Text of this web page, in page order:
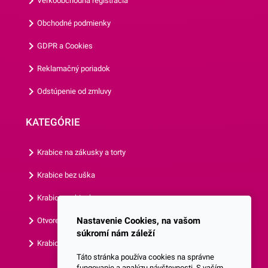
má priemer 22,7 cm a jedno
balenie obsahuje 8 kusov
prezrieť si aj ostatné párty
doplnky z našej ponuky.
Obchodné podmienky
GDPR a Cookies
Reklamačný poriadok
Odstúpenie od zmluvy
KATEGÓRIE
Krabice na zákusky a torty
Krabice bez uška
Krabice s okienkom
Otvorená krabica
Krabice s vlastným logom
Nastavenie Cookies, na vašom
súkromí nám záleží
Táto stránka používa cookies na správne